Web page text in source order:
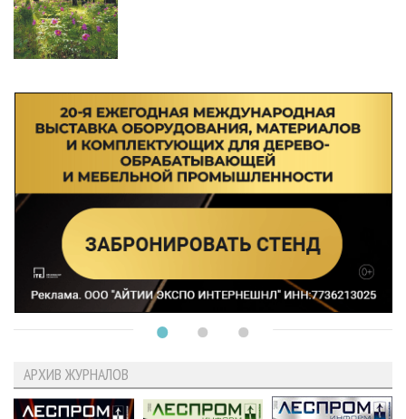
АРХИВ ЖУРНАЛОВ